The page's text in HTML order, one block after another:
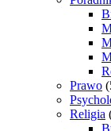
Prawo
Religia